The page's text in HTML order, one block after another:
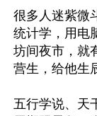
很多人迷紫微
统计学，用电
坊间夜市，就
营生，给他生
五行学说、天